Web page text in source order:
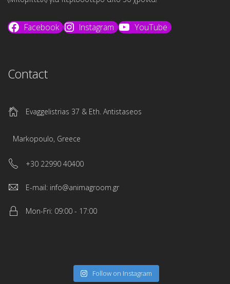
Facebook Instagram YouTube
Contact
Evaggelistrias 37 & Eth. Antistaseos
Markopoulo, Greece
+30 22990 40400
E-mail: info@animagroom.gr
Mon-Fri: 09:00 - 17:00
Follow on Instagram